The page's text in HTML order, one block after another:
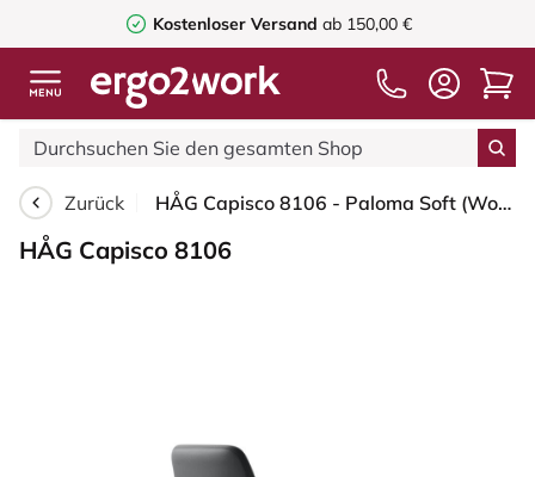
Kostenloser Versand ab 150,00 €
Zurück HÅG Capisco 8106 - Paloma Soft (Wollsdorf) - Semi-Anilinleder - ATG55206 - Grey - Schwarz - 265 mm (Sitzhöhe 53-79cm) - Weiche Rollen für harte Böden
HÅG Capisco 8106